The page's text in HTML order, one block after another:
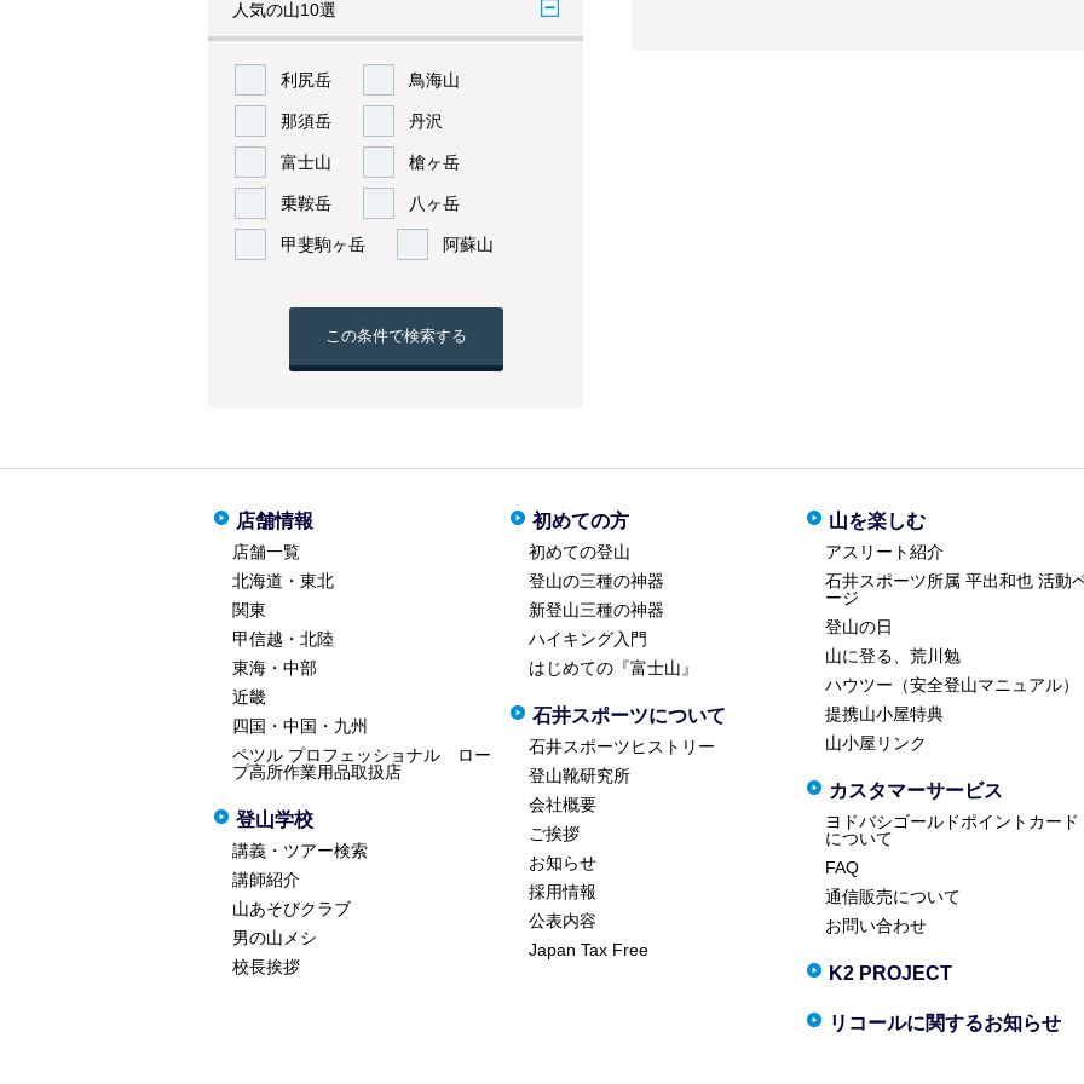
人気の山10選
利尻岳 鳥海山
那須岳 丹沢
富士山 槍ヶ岳
乗鞍岳 八ヶ岳
甲斐駒ヶ岳 阿蘇山
この条件で検索する
店舗情報
店舗一覧
北海道・東北
関東
甲信越・北陸
東海・中部
近畿
四国・中国・九州
ペツル プロフェッショナル ロー
プ高所作業用品取扱店
登山学校
講義・ツアー検索
講師紹介
山あそびクラブ
男の山メシ
校長挨拶
初めての方
初めての登山
登山の三種の神器
新登山三種の神器
ハイキング入門
はじめての『富士山』
石井スポーツについて
石井スポーツヒストリー
登山靴研究所
会社概要
ご挨拶
お知らせ
採用情報
公表内容
Japan Tax Free
山を楽しむ
アスリート紹介
石井スポーツ所属 平出和也 活動
ージ
登山の日
山に登る、荒川勉
ハウツー（安全登山マニュアル）
提携山小屋特典
山小屋リンク
カスタマーサービス
ヨドバシゴールドポイントカード
について
FAQ
通信販売について
お問い合わせ
K2 PROJECT
リコールに関するお知らせ